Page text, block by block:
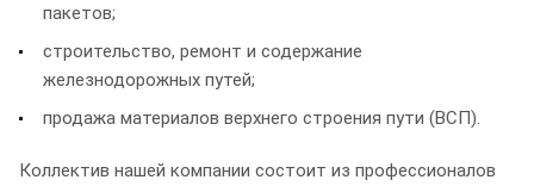
пакетов;
строительство, ремонт и содержание
железнодорожных путей;
продажа материалов верхнего строения пути (ВСП).
Коллектив нашей компании состоит из профессионалов